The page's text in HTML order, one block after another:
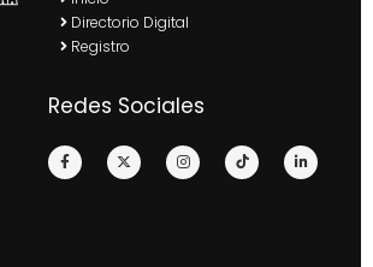
Directorio Digital
Registro
Redes Sociales